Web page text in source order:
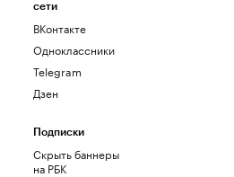
сети
ВКонтакте
Одноклассники
Telegram
Дзен
Подписки
Скрыть баннеры
на РБК